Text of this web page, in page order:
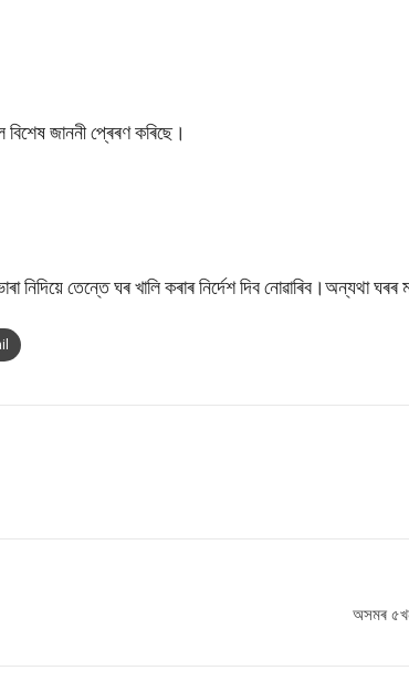
জাননী প্ৰেৰণ কৰিছে।
তেন্তে ঘৰ খালি কৰাৰ নিৰ্দেশ দিব নোৱাৰিব।অন্যথা
অসমৰ ৫খন